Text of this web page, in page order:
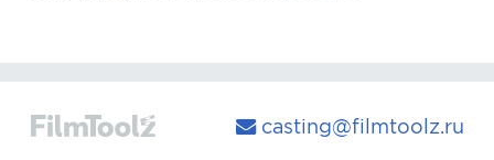
casting@filmtoolz.ru